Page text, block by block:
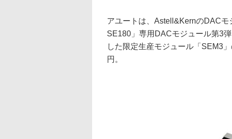
アユートは、Astell&KernのDAC
SE180」専用DACモジュール第3
した限定生産モジュール「SEM3
円。